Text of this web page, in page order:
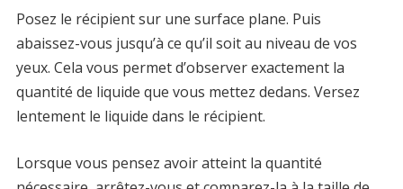
Posez le récipient sur une surface plane. Puis
abaissez-vous jusqu’à ce qu’il soit au niveau de vos
yeux. Cela vous permet d’observer exactement la
quantité de liquide que vous mettez dedans. Versez
lentement le liquide dans le récipient.
Lorsque vous pensez avoir atteint la quantité